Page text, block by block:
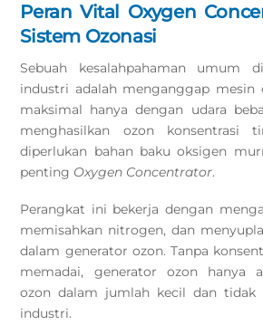
Peran Vital Oxygen
Sistem Ozonasi
Sebuah kesalahpahaman umum
industri adalah menganggap mesin
maksimal hanya dengan udara
menghasilkan ozon konsentrasi
diperlukan bahan baku oksigen
penting Oxygen Concentrator.
Perangkat ini bekerja dengan
memisahkan nitrogen, dan
dalam generator ozon. Tanpa
memadai, generator ozon hanya
ozon dalam jumlah kecil dan tidak
industri.